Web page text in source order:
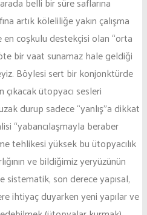
artık köleliliğe yakın çalışma
coşkulu destekçisi olan “orta
bir vaat sunamaz hale geldiği
Böylesi sert bir konjonktürde
ütopyacı sesleri
durup sadece “yanlış”a dikkat
“yabancılaşmayla beraber
tehlikesi yüksek bu ütopyacılık
ve bildiğimiz yeryüzünün
sistematik, son derece yapısal,
ihtiyaç duyarken yeni yapılar ve